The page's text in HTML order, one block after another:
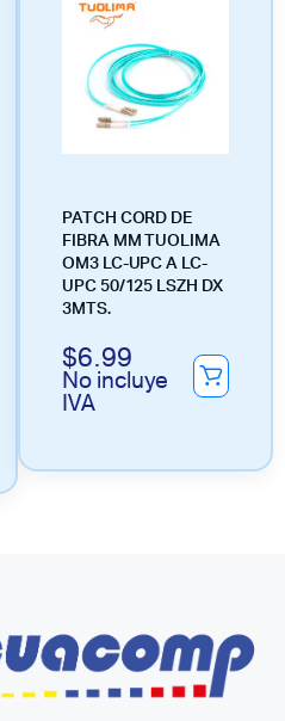
PATCH CORD DE
FIBRA MM TUOLIMA
OM3 LC-UPC A LC-
UPC 50/125 LSZH DX
3MTS.
$6.99
No incluye
IVA